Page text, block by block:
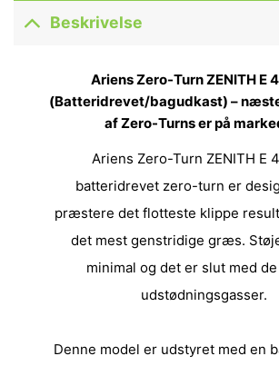
Beskrivelse
Ariens Zero-Turn ZENITH E
(Batteridrevet/bagudkast) –
af Zero-Turns er på
Ariens Zero-Turn ZENITH E
batteridrevet zero-turn er
præstere det flotteste klippe
det mest genstridige græs.
minimal og det er slut med
udstødningsgasser.
Denne model er udstyret med en